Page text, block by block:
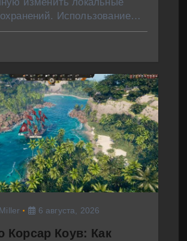
Использование…
6 августа, 2026
Корсар Коув: Как